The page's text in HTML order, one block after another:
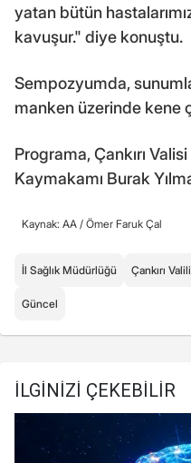
yatan bütün
kavuşur." diye konuştu.
Sempozyumda,
manken üzerinde kene
Programa, Çankırı
Kaymakamı Burak
Kaynak: AA / Ömer Faruk Çal
İl Sağlık Müdürlüğü Çankırı
Güncel